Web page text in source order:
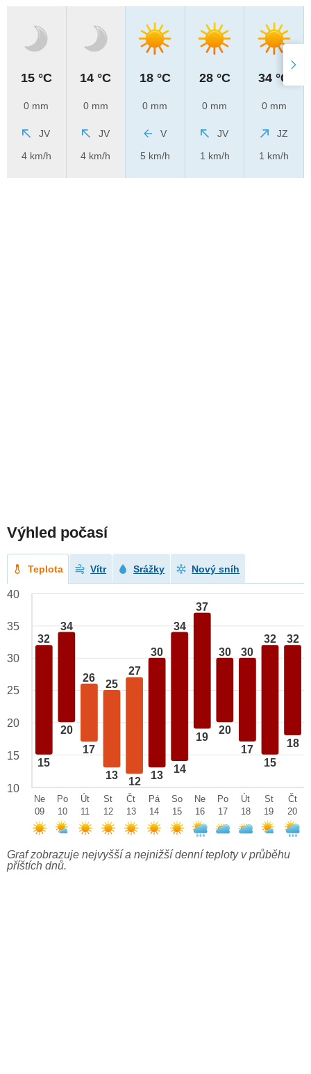
15 °C
0 mm
JV
4 km/h
14 °C
0 mm
JV
4 km/h
18 °C
0 mm
V
5 km/h
28 °C
0 mm
JV
1 km/h
34 °C
0 mm
JZ
1 km/h
Výhled počasí
Teplota Vítr Srážky Nový sníh
32
15
34
20
26
17
25
13
27
12
30
13
34
14
37
19
30
20
30
17
32
15
32
18
40
35
30
25
20
15
10
Ne
09
Po
10
Út
11
St
12
Čt
13
Pá
14
So
15
Ne
16
Po
17
Út
18
St
19
Čt
20
Graf zobrazuje nejvyšší a nejnižší denní teploty v průběhu
příštích dnů.